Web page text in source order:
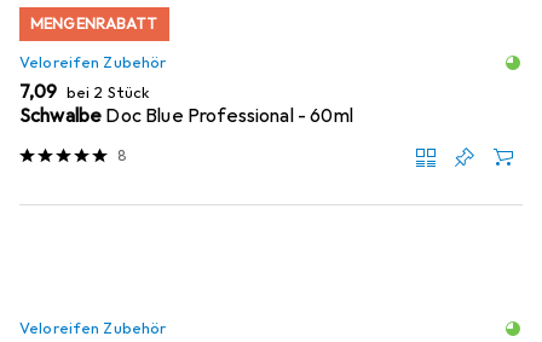
MENGENRABATT
Veloreifen Zubehör
EUR
7,09 bei 2 Stück
Schwalbe Doc Blue Professional - 60ml
8
Veloreifen Zubehör